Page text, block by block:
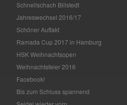
Schnellschach Billstedt
Jahreswechsel 2016/17
Schöner Auftakt
Ramada Cup 2017 in Hamburg
HSK Weihnachtsopen
Weihnachtsfeier 2016
Facebook!
Bis zum Schluss spannend